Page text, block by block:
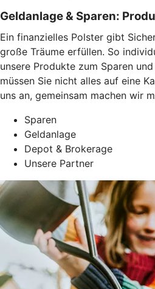
Geldanlage & Sparen:
Ein finanzielles Polster gibt
große Träume erfüllen. So
unsere Produkte zum Sparen
müssen Sie nicht alles auf eine
uns an, gemeinsam machen wir
Sparen
Geldanlage
Depot & Brokerage
Unsere Partner